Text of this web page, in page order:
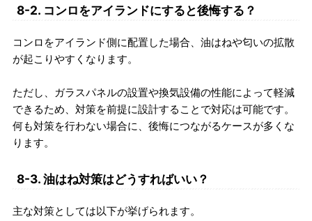
8-2. コンロをアイランドにすると後悔する？
コンロをアイランド側に配置した場合、油はねや匂いの拡散
が起こりやすくなります。
ただし、ガラスパネルの設置や換気設備の性能によって軽減
できるため、対策を前提に設計することで対応は可能です。
何も対策を行わない場合に、後悔につながるケースが多くな
ります。
8-3. 油はね対策はどうすればいい？
主な対策としては以下が挙げられます。